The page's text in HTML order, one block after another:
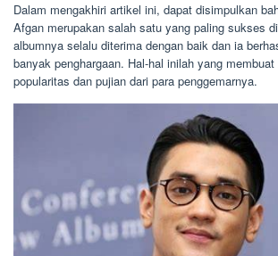
Dalam mengakhiri artikel ini, dapat disimpulkan
Afgan merupakan salah satu yang paling sukses
albumnya selalu diterima dengan baik dan ia
banyak penghargaan. Hal-hal inilah yang
popularitas dan pujian dari para penggemarnya.